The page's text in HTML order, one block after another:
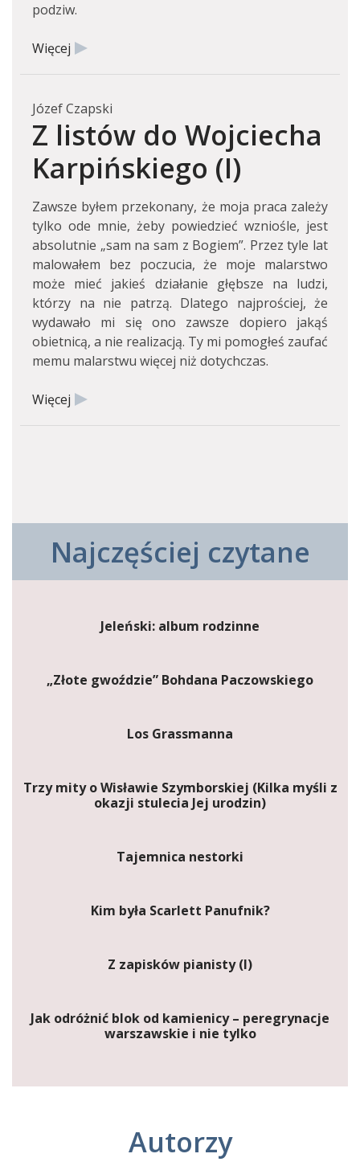
podziw.
Więcej
Józef Czapski
Z listów do Wojciecha
Karpińskiego (I)
Zawsze byłem przekonany, że moja praca zależy
tylko ode mnie, żeby powiedzieć wzniośle, jest
absolutnie „sam na sam z Bogiem”. Przez tyle lat
malowałem bez poczucia, że moje malarstwo
może mieć jakieś działanie głębsze na ludzi,
którzy na nie patrzą. Dlatego najprościej, że
wydawało mi się ono zawsze dopiero jakąś
obietnicą, a nie realizacją. Ty mi pomogłeś zaufać
memu malarstwu więcej niż dotychczas.
Więcej
Najczęściej czytane
Jeleński: album rodzinne
„Złote gwoździe” Bohdana Paczowskiego
Los Grassmanna
Trzy mity o Wisławie Szymborskiej (Kilka myśli z
okazji stulecia Jej urodzin)
Tajemnica nestorki
Kim była Scarlett Panufnik?
Z zapisków pianisty (I)
Jak odróżnić blok od kamienicy – peregrynacje
warszawskie i nie tylko
Autorzy